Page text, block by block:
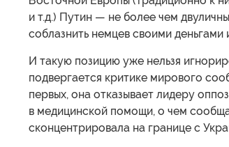
и т.д.) Путин — не более чем
соблазнить немцев своими
И такую позицию уже нельзя
подвергается критике мирового
первых, она отказывает лидеру
в медицинской помощи, о чем
сконцентрировала на границе с